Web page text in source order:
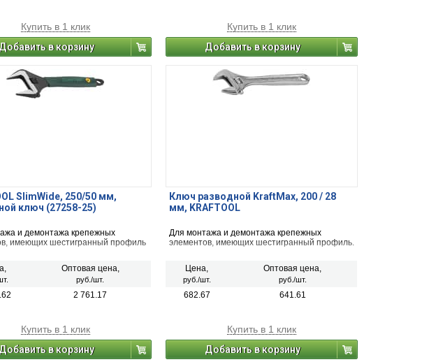
Купить в 1 клик
в корзину
Купить в 1 клик
Добавить в корзину
SlimWide, 250/50 мм,
ключ (27258-25)
и демонтажа крепежных
имеющих шестигранный профиль
Оптовая цена,
руб./шт.
2 761.17
Купить в 1 клик
в корзину
Ключ разводной KraftMax, 200 / 28
мм, KRAFTOOL
Для монтажа и демонтажа крепежных
элементов, имеющих шестигранный профиль.
Цена,
руб./шт.
Оптовая цена,
руб./шт.
682.67 641.61
Купить в 1 клик
Добавить в корзину